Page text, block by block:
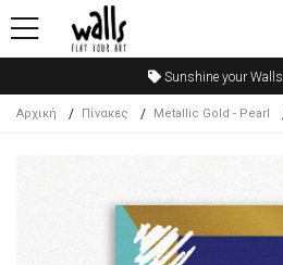
Sunshine your Walls
Αρχική Πίνακες Metallic Gold - Pearl